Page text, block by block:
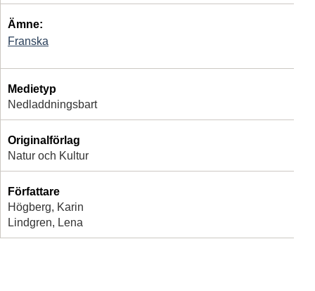
Ämne:
Franska
Medietyp
Nedladdningsbart
Originalförlag
Natur och Kultur
Författare
Högberg, Karin
Lindgren, Lena